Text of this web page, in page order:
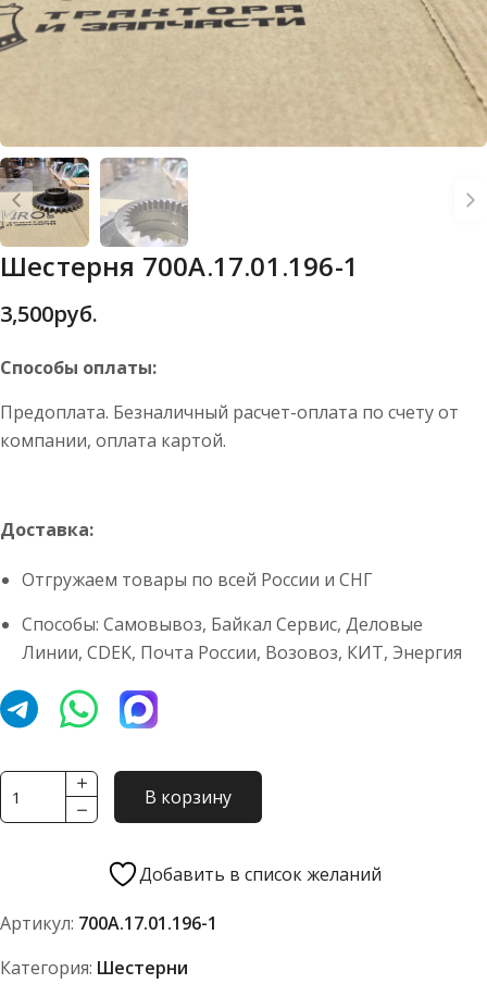
Шестерня 700А.17.01.196-1
3,500руб.
Способы оплаты:
Предоплата. Безналичный расчет-оплата по счету от
компании, оплата картой.
Доставка:
Отгружаем товары по всей России и СНГ
Способы: Самовывоз, Байкал Сервис, Деловые
Линии, CDEK, Почта России, Возовоз, КИТ, Энергия
Количество
товара
700А.17.01.196-
В корзину
Добавить в список желаний
Артикул: 700А.17.01.196-1
Категория: Шестерни